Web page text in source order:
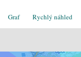
Graf Rychlý náhled